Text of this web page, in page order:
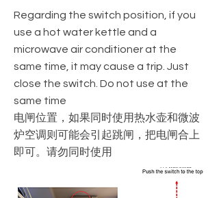
Regarding the switch position, if you
use a hot water kettle and a
microwave air conditioner at the
same time, it may cause a trip. Just
close the switch. Do not use at the
same time
电闸位置，如果同时使用热水壶和微波
炉空调则可能会引起跳闸，把电闸合上
即可。请勿同时使用